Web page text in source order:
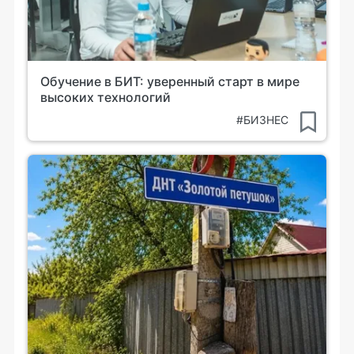
Обучение в БИТ: уверенный старт в мире
высоких технологий
#БИЗНЕС